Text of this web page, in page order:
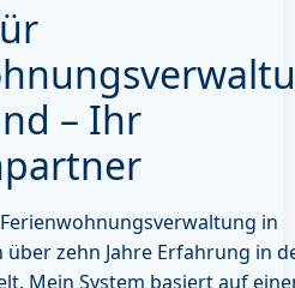
– Ihr
in
über zehn Jahre Erfahrung in
Mein System basiert auf